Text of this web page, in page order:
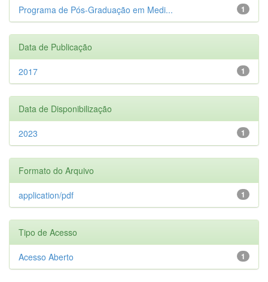
1
Programa de Pós-Graduação em Medi...
Data de Publicação
1
2017
Data de Disponibilização
1
2023
Formato do Arquivo
1
application/pdf
Tipo de Acesso
1
Acesso Aberto